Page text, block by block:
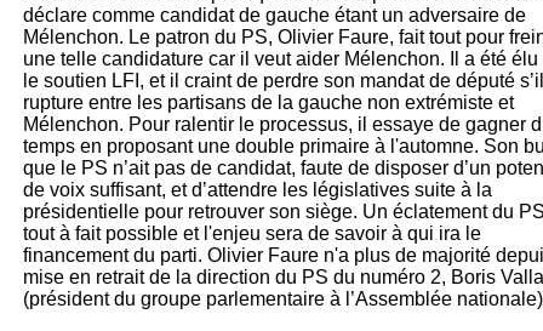
déclare comme candidat de gauche étant un adversaire de
Mélenchon. Le patron du PS, Olivier Faure, fait tout pour
une telle candidature car il veut aider Mélenchon. Il a été élu
le soutien LFI, et il craint de perdre son mandat de député
rupture entre les partisans de la gauche non extrémiste et
Mélenchon. Pour ralentir le processus, il essaye de gagner
temps en proposant une double primaire à l'automne. Son
que le PS n’ait pas de candidat, faute de disposer d’un
de voix suffisant, et d’attendre les législatives suite à la
présidentielle pour retrouver son siège. Un éclatement du
tout à fait possible et l'enjeu sera de savoir à qui ira le
financement du parti. Olivier Faure n'a plus de majorité
mise en retrait de la direction du PS du numéro 2, Boris
(président du groupe parlementaire à l’Assemblée